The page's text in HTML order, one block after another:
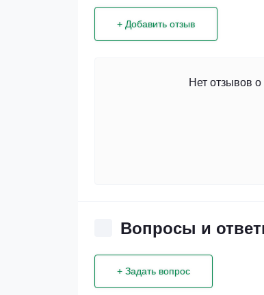
+ Добавить отзыв
Нет отзывов
Вопросы и
+ Задать вопрос